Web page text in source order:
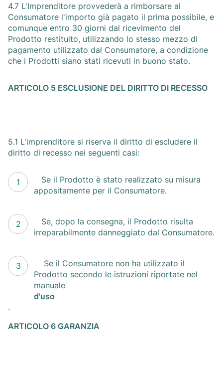
4.7 L'Imprenditore provvederà a rimborsare al
Consumatore l'importo già pagato il prima possibile, e
comunque entro 30 giorni dal ricevimento del
Prodotto restituito, utilizzando lo stesso mezzo di
pagamento utilizzato dal Consumatore, a condizione
che i Prodotti siano stati ricevuti in buono stato.
ARTICOLO 5 ESCLUSIONE DEL DIRITTO DI RECESSO
5.1 L'imprenditore si riserva il diritto di escludere il
diritto di recesso nei seguenti casi:
Se il Prodotto è stato realizzato su misura
appositamente per il Consumatore.
Se, dopo la consegna, il Prodotto risulta
irreparabilmente danneggiato dal Consumatore.
Se il Consumatore non ha utilizzato il
Prodotto secondo le istruzioni riportate nel
manuale
d'uso
.
ARTICOLO 6 GARANZIA